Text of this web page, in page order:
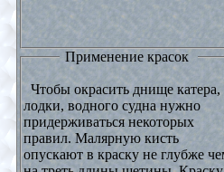
Применение красок
лодки, водного судна нужно
придерживаться некоторых
правил. Малярную кисть
опускают в краску не глубже чем